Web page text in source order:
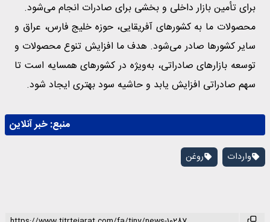
برای تأمین بازار داخلی و بخشی برای صادرات انجام می‌شود.
محصولات ما به کشورهای آفریقایی، حوزه خلیج فارس، عراق و
سایر کشورها صادر می‌شود. هدف ما افزایش تنوع محصولات و
توسعه بازارهای صادراتی، به‌ویژه در کشورهای همسایه است تا
سهم صادراتی افزایش یابد و حاشیه سود بهتری ایجاد شود.
منبع:خبر آنلاین
واردات روغن